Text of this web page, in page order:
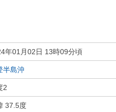
年01月02日 13時09分頃
半島沖
2
37.5度